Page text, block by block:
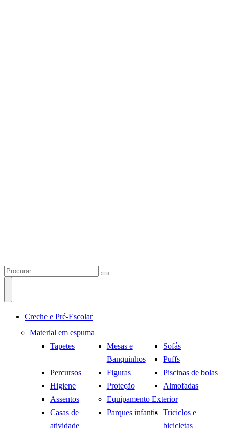
Creche e Pré-Escolar
Material em espuma
Tapetes
Mesas e
Banquinhos
Sofás
Puffs
Percursos
Figuras
Piscinas de bolas
Higiene
Proteção
Almofadas
Assentos
Equipamento Exterior
Casas de
atividade
Parques infantis
Triciclos e
bicicletas